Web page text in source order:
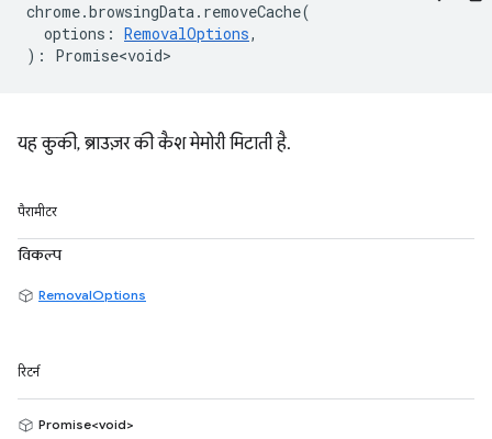
chrome.browsingData. removeCache(
options : RemovalOptions,
) : Promise<void>
यह कुकी, ब्राउज़र की कैश मेमोरी मिटाती है.
पैरामीटर
विकल्प
RemovalOptions
रिटर्न
Promise<void>